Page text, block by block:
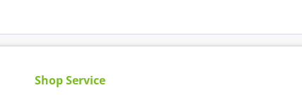
Shop Service